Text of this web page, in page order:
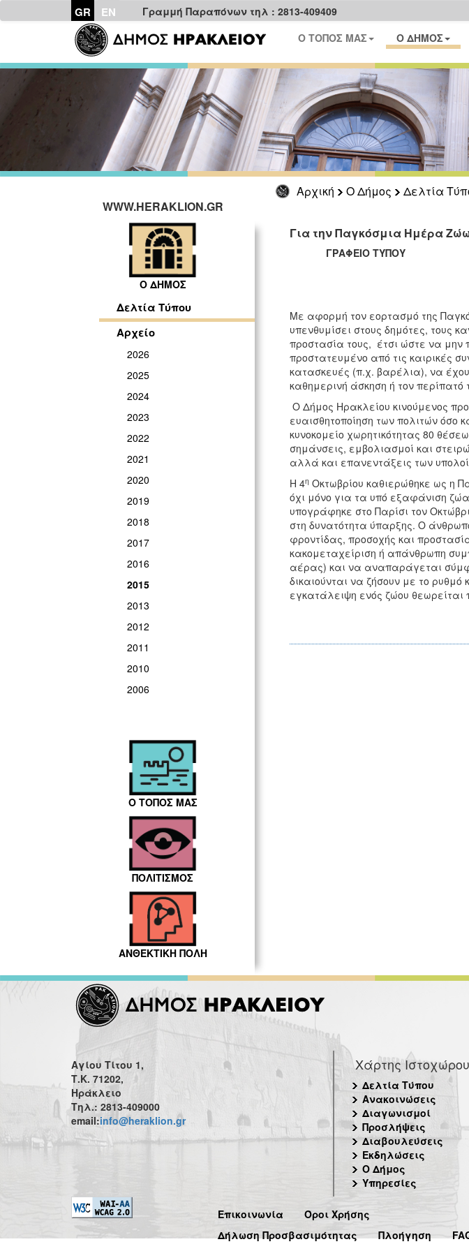
GR EN Γραμμή Παραπόνων τηλ : 2813-409409
Ο ΤΟΠΟΣ ΜΑΣ Ο ΔΗΜΟΣ
Αρχική Ο Δήμος Δελτία
WWW.HERAKLION.GR
Ο ΔΗΜΟΣ
Δελτία Τύπου
Αρχείο
2026
2025
2024
2023
2022
2021
2020
2019
2018
2017
2016
2015
2013
2012
2011
2010
2006
Ο ΤΟΠΟΣ ΜΑΣ
ΠΟΛΙΤΙΣΜΟΣ
ΑΝΘΕΚΤΙΚΗ ΠΟΛΗ
Για την Παγκόσμια Ημέρα
ΓΡΑΦΕΙΟ ΤΥΠΟΥ
Με αφορμή τον εορτασμό της
υπενθυμίσει στους δημότες, τους
προστασία τους, έτσι ώστε να
προστατευμένο από τις καιρικές
κατασκευές (π.χ. βαρέλια), να
καθημερινή άσκηση ή τον
Ο Δήμος Ηρακλείου κινούμενος
ευαισθητοποίηση των πολιτών όσο
κυνοκομείο χωρητικότητας 80
σημάνσεις, εμβολιασμοί και
αλλά και επανεντάξεις των
Η 4η Οκτωβρίου καθιερώθηκε ως η
όχι μόνο για τα υπό εξαφάνιση
υπογράφηκε στο Παρίσι τον
στη δυνατότητα ύπαρξης. Ο
φροντίδας, προσοχής και
κακομεταχείριση ή απάνθρωπη
αέρας) και να αναπαράγεται
δικαιούνται να ζήσουν με το ρυθμό
εγκατάλειψη ενός ζώου
Αγίου Τίτου 1,
Τ.Κ. 71202,
Ηράκλειο
Τηλ.: 2813-409000
email:info@heraklion.gr
Χάρτης Ιστοχώρου
Δελτία Τύπου
Ανακοινώσεις
Διαγωνισμοί
Προσλήψεις
Διαβουλεύσεις
Εκδηλώσεις
Ο Δήμος
Υπηρεσίες
Επικοινωνία
Όροι Χρήσης
Δήλωση Προσβασιμότητας
Πλοήγηση